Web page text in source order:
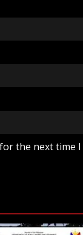
the next time